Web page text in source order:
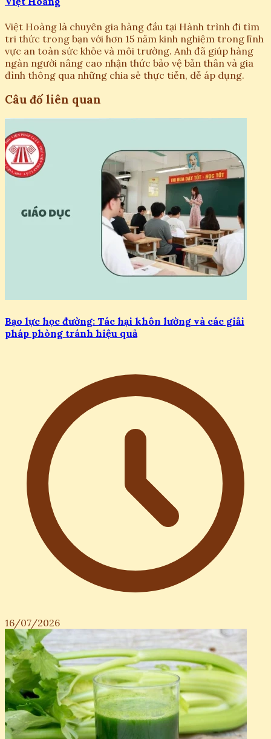
Việt Hoàng là chuyên gia hàng đầu tại Hành trình đi tìm
tri thức trong bạn với hơn 15 năm kinh nghiệm trong lĩnh
vực an toàn sức khỏe và môi trường. Anh đã giúp hàng
ngàn người nâng cao nhận thức bảo vệ bản thân và gia
đình thông qua những chia sẻ thực tiễn, dễ áp dụng.
Câu đố liên quan
Bạo lực học đường: Tác hại khôn lường và các giải
pháp phòng tránh hiệu quả
16/07/2026